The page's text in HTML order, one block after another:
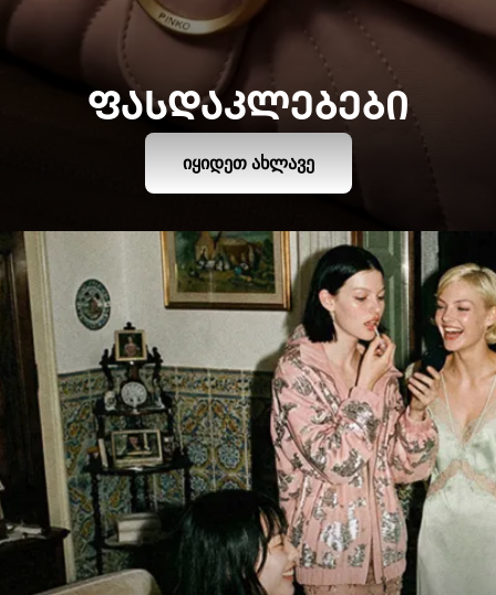
ᲤᲐᲡᲓᲐᲙᲚᲔᲑᲔᲑᲘ
ᲘᲧᲘᲓᲔᲗ ᲐᲮᲚᲐᲕᲔ